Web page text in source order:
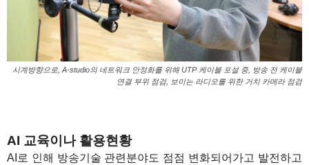
시계방향으로, A-studio의 네트워크 안정화를 위해 UTP 케이블 포설 중, 방송 전 케이블
연결 부위 점검, 보이는 라디오를 위한 거치 카메라 점검
AI 교육이나 활용현황
AI로 인해 방송기술 관련분야도 점점 변화되어가고 발전하고